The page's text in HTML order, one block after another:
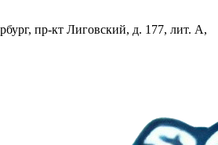
пр-кт Лиговский, д. 177, лит. А,